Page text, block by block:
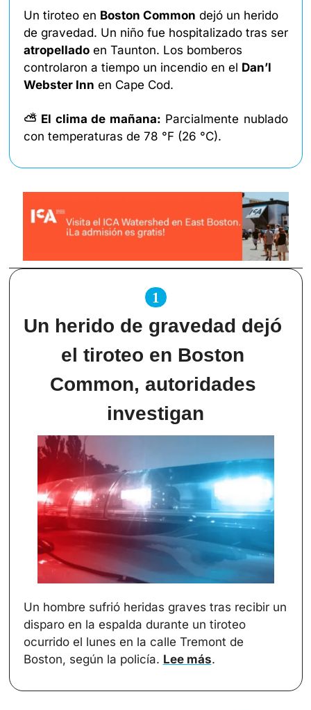
Un tiroteo en Boston Common dejó un herido
de gravedad. Un niño fue hospitalizado tras ser
atropellado en Taunton. Los bomberos
controlaron a tiempo un incendio en el Dan’l
Webster Inn en Cape Cod.
⛅ El clima de mañana: Parcialmente nublado
con temperaturas de 78 °F (26 °C).
1
Un herido de gravedad dejó
el tiroteo en Boston
Common, autoridades
investigan
Un hombre sufrió heridas graves tras recibir un
disparo en la espalda durante un tiroteo
ocurrido el lunes en la calle Tremont de
Boston, según la policía. Lee más.